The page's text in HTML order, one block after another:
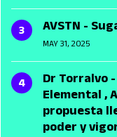
AVSTN -
MAY 31, 2025
Dr Torralvo
Elemental ,
propuesta
poder y